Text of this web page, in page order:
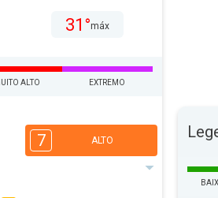
31°máx
ALTO EXTREMO
7 ALTO